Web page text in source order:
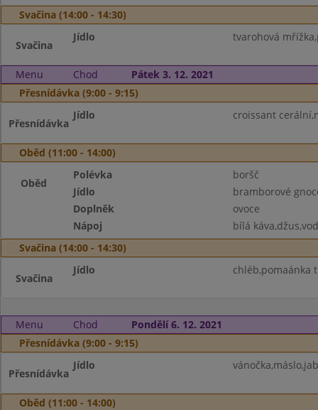
Svačina (14:00 - 14:30)
Svačina
Jídlo tvarohová
Menu Chod
Pátek 3. 12. 2021
Přesnídávka (9:00 - 9:15)
Přesnídávka
Jídlo croissant
Oběd (11:00 - 14:00)
Oběd
Polévka
boršč
Jídlo
bramborové
Doplněk
ovoce
Nápoj
bílá
Svačina (14:00 - 14:30)
Svačina
Jídlo chléb,pomaánka
Menu Chod
Pondělí 6. 12. 2021
Přesnídávka (9:00 - 9:15)
Přesnídávka
Jídlo
Oběd (11:00 - 14:00)